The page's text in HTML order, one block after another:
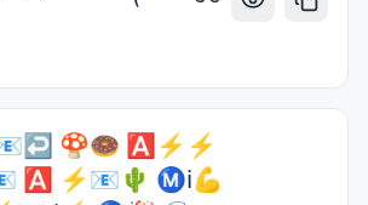
🍄🍩 🅰️⚡️⚡️
🅰️ ⚡️📧🌵 Ⓜ️ℹ️💪